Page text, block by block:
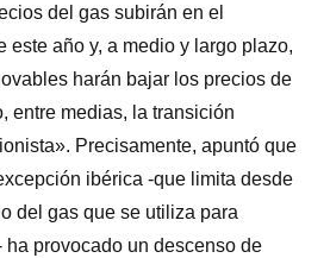
del gas subirán en el
este año y, a medio y largo plazo,
harán bajar los precios de
entre medias, la transición
Precisamente, apuntó que
ibérica -que limita desde
del gas que se utiliza para
ha provocado un descenso de